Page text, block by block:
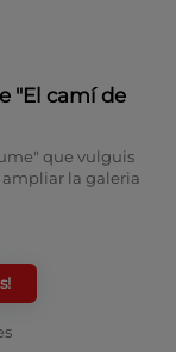
"El camí de
que vulguis
la galeria